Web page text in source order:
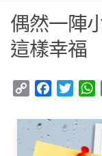
偶然一陣
這樣幸福
Copy
Facebook